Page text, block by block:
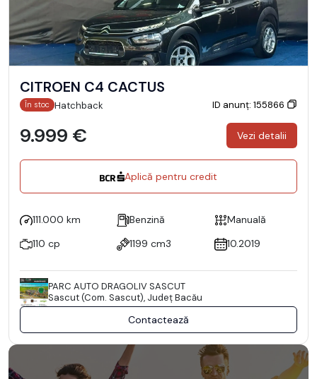
CITROEN C4 CACTUS
În stoc Hatchback ID anunț: 155866
9.999 € Vezi detalii
Aplică pentru credit
111.000 km Benzină
Manuală
110 cp
1199 cm3 10.2019
PARC AUTO DRAGOLIV SASCUT
Sascut (Com. Sascut), Județ Bacău
Contactează